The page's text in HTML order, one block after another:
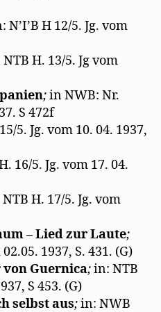
N’I’B H 12/5. Jg. vom
H. 13/5. Jg vom
;in NWB: Nr.
S 472f
5. Jg. vom 10. 04. 1937,
16/5. Jg. vom 17. 04.
H. 17/5. Jg. vom
– Lied zur Laute;
1937, S. 431. (G)
von Guernica;in: NTB
S 453. (G)
selbst aus;in: NWB